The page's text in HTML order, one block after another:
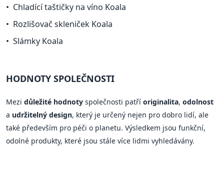
Chladící taštičky na víno Koala
Rozlišovač skleniček Koala
Slámky Koala
HODNOTY SPOLEČNOSTI
Mezi důležité hodnoty společnosti patří originalita, odolnost
a udržitelný design, který je určený nejen pro dobro lidí, ale
také především pro péči o planetu. Výsledkem jsou funkční,
odolné produkty, které jsou stále více lidmi vyhledávány.